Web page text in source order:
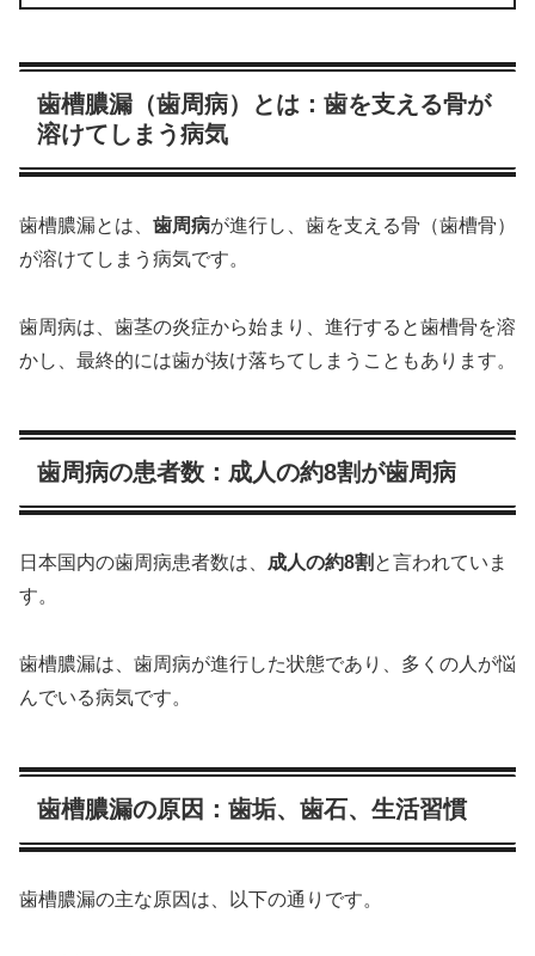
歯槽膿漏（歯周病）とは：歯を支える骨が
溶けてしまう病気
歯槽膿漏とは、 歯周病が進行し、歯を支える骨（歯槽骨）
が溶けてしまう病気です。
歯周病は、歯茎の炎症から始まり、進行すると歯槽骨を溶
かし、最終的には歯が抜け落ちてしまうこともあります。
歯周病の患者数：成人の約8割が歯周病
日本国内の歯周病患者数は、 成人の約8割 と言われていま
す。
歯槽膿漏は、歯周病が進行した状態であり、多くの人が悩
んでいる病気です。
歯槽膿漏の原因：歯垢、歯石、生活習慣
歯槽膿漏の主な原因は、以下の通りです。